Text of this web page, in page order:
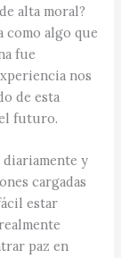
alta moral?
como algo que
fue
nos
de esta
futuro.
diariamente y
cargadas
estar
paz en